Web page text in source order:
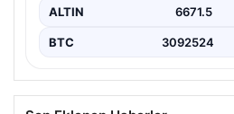
ALTIN 6671.5
BTC 3092524